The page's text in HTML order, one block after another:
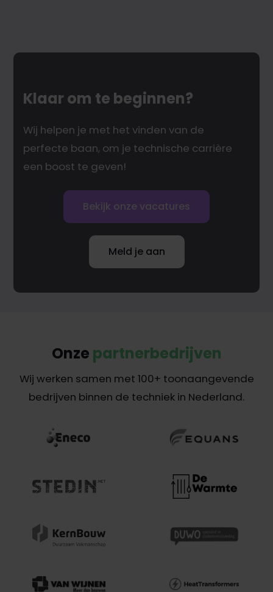
Klaar om te beginnen?
Wij helpen je met het vinden van de
perfecte baan, om je technische carrière
een boost te geven!
Bekijk onze vacatures
Meld je aan
Onze partnerbedrijven
Wij werken samen met 100+ toonaangevende
bedrijven binnen de techniek in Nederland.